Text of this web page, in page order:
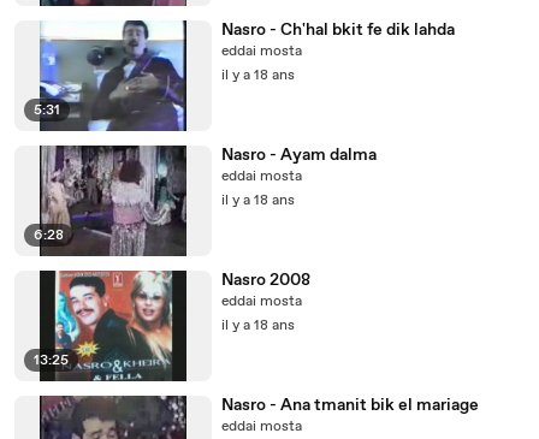
5:31
Nasro - Ch'hal bkit fe dik lahda
eddai mosta
il y a 18 ans
6:28
Nasro - Ayam dalma
eddai mosta
il y a 18 ans
13:25
Nasro 2008
eddai mosta
il y a 18 ans
Nasro - Ana tmanit bik el mariage
eddai mosta